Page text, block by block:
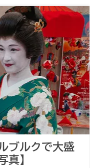
ブルクで大盛
】